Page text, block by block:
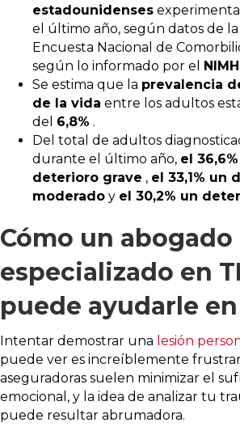
estadounidenses
el último año, según datos de
Encuesta Nacional de
según lo informado por el NIMH
Se estima que la prevalencia
de la vida entre los adultos
del 6,8% .
Del total de adultos
durante el último año, el
deterioro grave , el 33,1% un
moderado y el 30,2% un
Cómo un abogado
especializado en
puede ayudarle
Intentar demostrar una lesión
puede ver es increíblemente
aseguradoras suelen minimizar el
emocional, y la idea de analizar tu
puede resultar abrumadora.